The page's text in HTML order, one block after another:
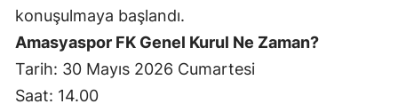
konuşulmaya başlandı.
Amasyaspor FK Genel Kurul Ne Zaman?
Tarih: 30 Mayıs 2026 Cumartesi
Saat: 14.00